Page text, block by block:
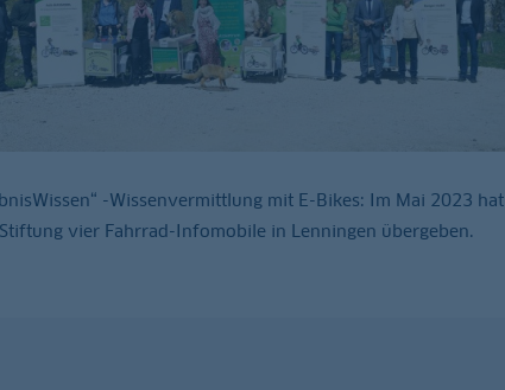
-Wissenvermittlung mit E-Bikes: Im Mai 2023 hat
vier Fahrrad-Infomobile in Lenningen übergeben.